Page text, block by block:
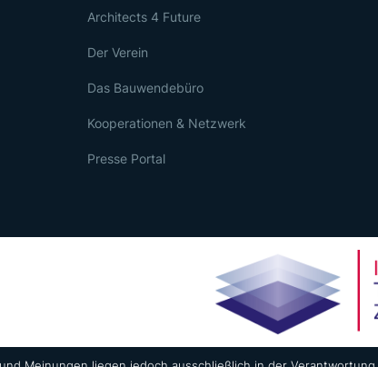
Architects 4 Future
Der Verein
Das Bauwendebüro
Kooperationen & Netzwerk
Presse Portal